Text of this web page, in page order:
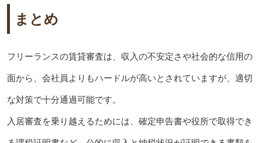
まとめ
フリーランスの賃貸審査は、収入の不安定さや社会的な信用の
面から、会社員よりもハードルが高いとされていますが、適切
な対策で十分通過可能です。
入居審査を乗り越えるためには、確定申告書や役所で取得でき